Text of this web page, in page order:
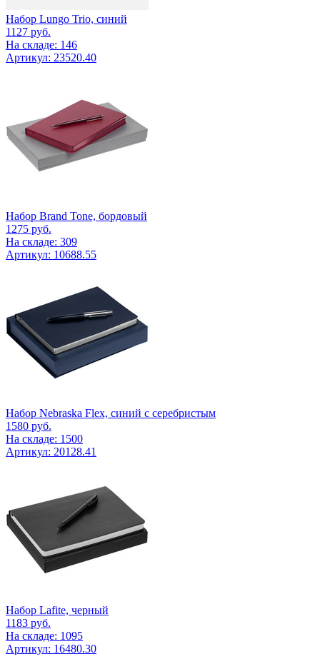
Набор Lungo Trio, синий
1127 руб.
На складе: 146
Артикул: 23520.40
Набор Brand Tone, бордовый
1275 руб.
На складе: 309
Артикул: 10688.55
Набор Nebraska Flex, синий с серебристым
1580 руб.
На складе: 1500
Артикул: 20128.41
Набор Lafite, черный
1183 руб.
На складе: 1095
Артикул: 16480.30